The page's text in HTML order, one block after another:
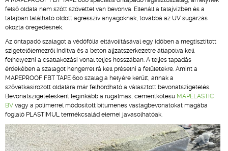
felső oldala nem szőtt szövettel van bevonva. Ellenáll a talajvízben és a
talajban található oldott agresszív anyagoknak, továbbá az UV sugárzás
okozta öregedésnek.
Az öntapadó szalagot a védőfólia eltávolításával egy időben a megtisztított
szigetelőlemezről indítva és a beton aljzatszerkezetre átlapolva kell
felhelyezni a csatlakozási vonal teljes hosszában. A teljes tapadás
érdekében a szalagot hengerrel rá kell préselni a felületekre. Amint a
MAPEPROOF FBT TAPE 600 szalag a helyére került, annak a
szövetkasírozott oldalára már felhordható a választott bevonatszigetelés.
Bevonatszigetelésként leginkább a rugalmas, cementkötésű MAPELASTIC
BV vagy a polimerrel módosított bitumenes vastagbevonatokat magába
foglaló PLASTIMUL termékcsalád elemei javasolhatóak.